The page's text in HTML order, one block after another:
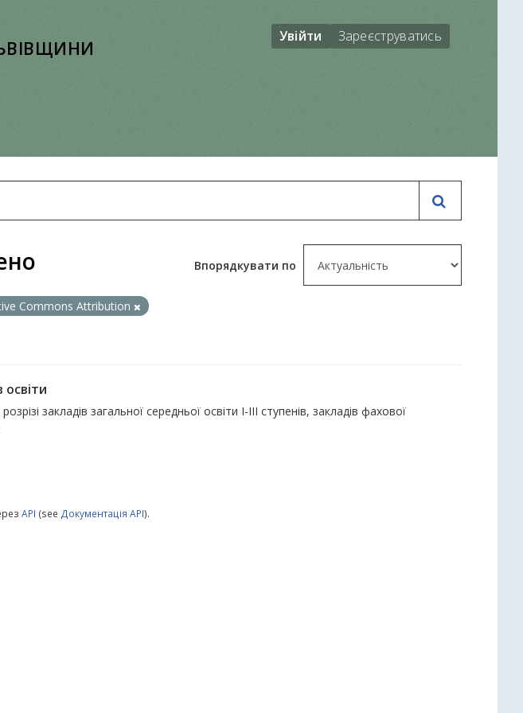
Увійти Зареєструватись
Впорядкувати по
Commons Attribution
закладів загальної середньої освіти І-ІІІ ступенів, закладів фахової
API (see Документація API).